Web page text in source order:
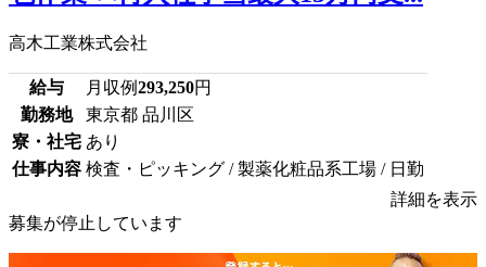
高木工業株式会社
給与 月収例293,250円
勤務地
東京都 品川区
寮・社宅 あり
仕事内容 検査・ピッキング / 製薬化粧品系工場 / 日勤
詳細を表示
募集が停止しています